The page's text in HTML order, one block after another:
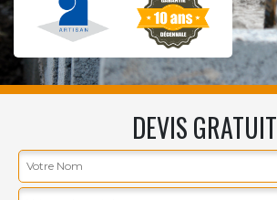
DEVIS GRATUIT